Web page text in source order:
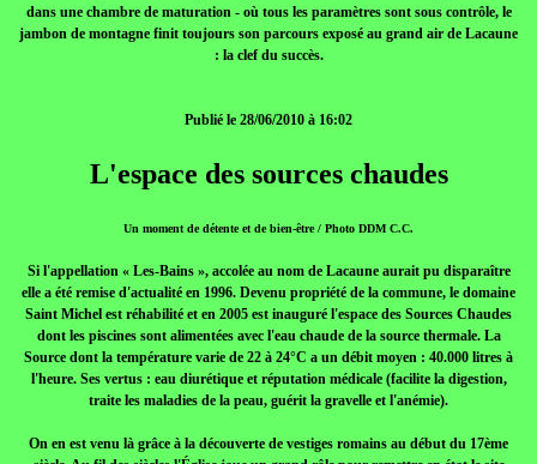
dans une chambre de maturation - où tous les paramètres sont sous contrôle, le
jambon de montagne finit toujours son parcours exposé au grand air de Lacaune
: la clef du succès.
Publié le 28/06/2010 à 16:02
L'espace des sources chaudes
Un moment de détente et de bien-être / Photo DDM C.C.
Si l'appellation « Les-Bains », accolée au nom de Lacaune aurait pu disparaître
elle a été remise d'actualité en 1996. Devenu propriété de la commune, le domaine
Saint Michel est réhabilité et en 2005 est inauguré l'espace des Sources Chaudes
dont les piscines sont alimentées avec l'eau chaude de la source thermale. La
Source dont la température varie de 22 à 24°C a un débit moyen : 40.000 litres à
l'heure. Ses vertus : eau diurétique et réputation médicale (facilite la digestion,
traite les maladies de la peau, guérit la gravelle et l'anémie).
On en est venu là grâce à la découverte de vestiges romains au début du 17ème